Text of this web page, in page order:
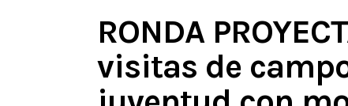
RONDA
visitas de